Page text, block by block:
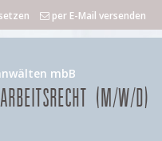
per E-Mail versenden
mbB
(M/W/D)